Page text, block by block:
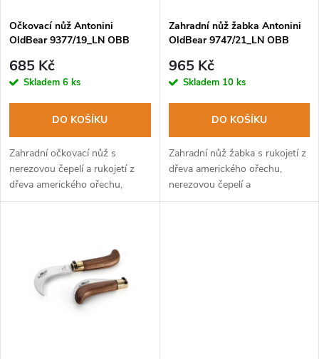
p
r
o
d
u
s
p
r
d
u
Očkovací nůž Antonini
OldBear 9377/19_LN OBB
americký ořech
685 Kč
Skladem 6 ks
DO KOŠÍKU
Zahradní očkovací nůž s
nerezovou čepelí a rukojetí z
dřeva amerického ořechu,
vybavený bezpečnostní
Zahradní nůž žabka Antonini
OldBear 9747/21_LN OBB
americký ořech
965 Kč
Skladem 10 ks
DO KOŠÍKU
Zahradní nůž žabka s rukojetí z
dřeva amerického ořechu,
nerezovou čepelí a
bezpečnostní pojistkou proti